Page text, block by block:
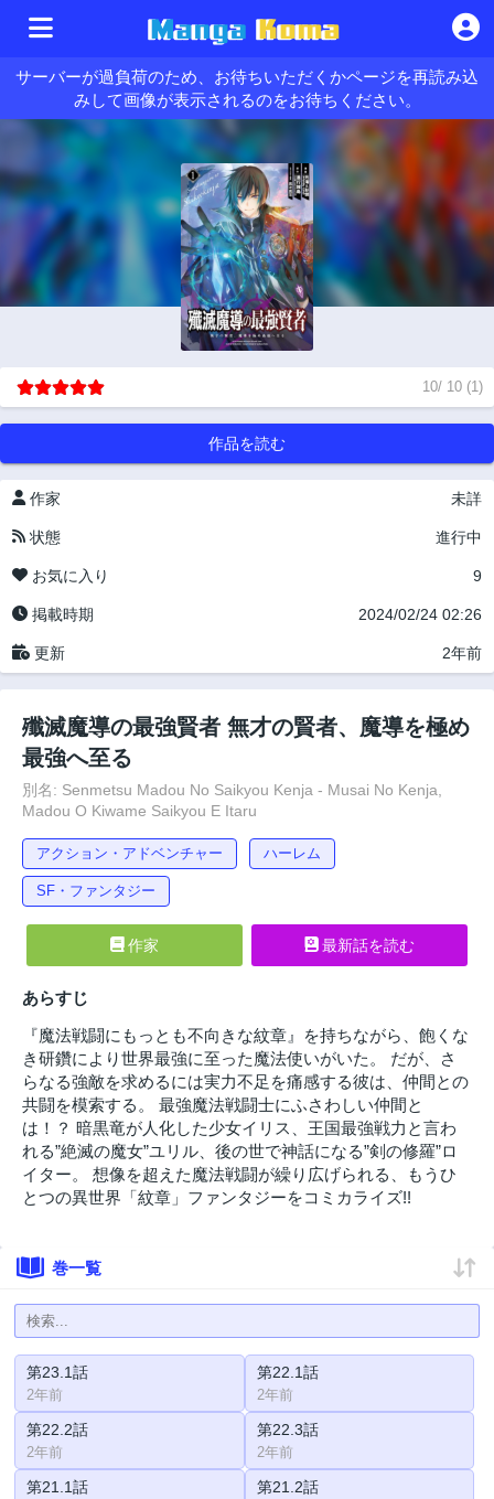
サーバーが過負荷のため、お待ちいただくかページを再読み込
みして画像が表示されるのをお待ちください。
10/ 10 (1)
作品を読む
作家 未詳
状態 進行中
お気に入り 9
掲載時期 2024/02/24 02:26
更新 2年前
殲滅魔導の最強賢者 無才の賢者、魔導を極め
最強へ至る
別名: Senmetsu Madou No Saikyou Kenja - Musai No Kenja,
Madou O Kiwame Saikyou E Itaru
アクション・アドベンチャー ハーレム
SF・ファンタジー
作家 最新話を読む
あらすじ
『魔法戦闘にもっとも不向きな紋章』を持ちながら、飽くな
き研鑽により世界最強に至った魔法使いがいた。 だが、さ
らなる強敵を求めるには実力不足を痛感する彼は、仲間との
共闘を模索する。 最強魔法戦闘士にふさわしい仲間と
は！？ 暗黒竜が人化した少女イリス、王国最強戦力と言わ
れる”絶滅の魔女”ユリル、後の世で神話になる”剣の修羅”ロ
イター。 想像を超えた魔法戦闘が繰り広げられる、もうひ
とつの異世界「紋章」ファンタジーをコミカライズ!!
巻一覧
第23.1話
2年前
第22.1話
2年前
第22.2話
2年前
第22.3話
2年前
第21.1話 第21.2話